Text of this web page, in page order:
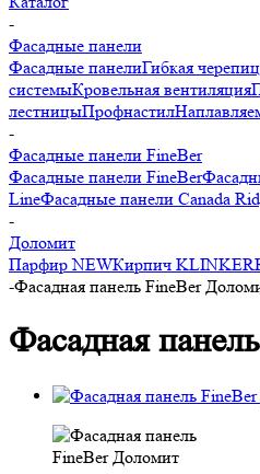
-
Фасадные панели
Фасадные панелиГибкая
системыКровельная вентиляция
лестницыПрофнастил
-
Фасадные панели FineBer
Фасадные панели FineBer
LineФасадные панели Canada
-
Доломит
Парфир NEWКирпич KLINKER
-Фасадная панель FineBer
Фасадная